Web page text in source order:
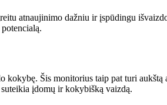
atnaujinimo dažniu ir įspūdingu
Šis monitorius taip pat turi aukštą
įdomų ir kokybišką vaizdą.